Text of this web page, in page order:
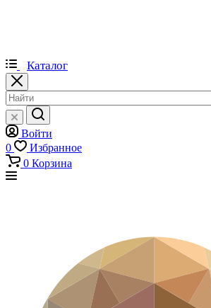
Каталог
Войти
0
Избранное
0 Корзина